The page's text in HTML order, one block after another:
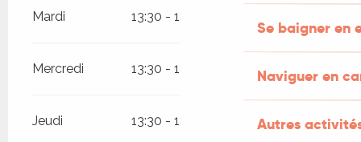
Se baigner en
Naviguer en
Autres
Mardi 13:30 - 18:30
Mercredi 13:30 - 18:30
Jeudi 13:30 - 18:30